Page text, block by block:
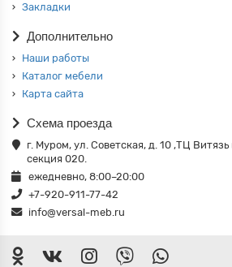
Закладки
Дополнительно
Наши работы
Каталог мебели
Карта сайта
Схема проезда
г. Муром, ул. Советская, д. 10 ,ТЦ
секция 020.
ежедневно, 8:00–20:00
+7-920-911-77-42
info@versal-meb.ru